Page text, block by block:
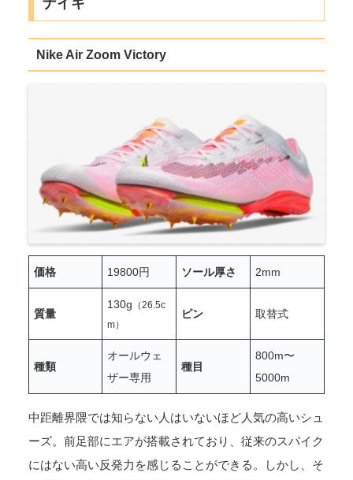
ナイキ
Nike Air Zoom Victory
価格 19800円 ソール厚さ 2mm
質量
130g （26.5c
m）
ピン 取替式
種類
オールウェ
ザー専用
種目
800m〜
5000m
中距離界隈では知らない人はいないほど人気の高いシュ
ーズ。前足部にエアが搭載されており、従来のスパイク
にはない高い反発力を感じることができる。しかし、そ